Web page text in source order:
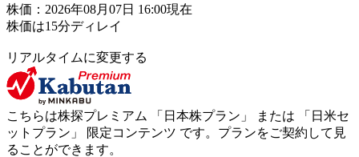
株価：2026年08月07日 16:00現在
株価は15分ディレイ
リアルタイムに変更する
こちらは株探プレミアム 「 日本株プラン 」 または 「 日米セ
ットプラン 」 限定コンテンツ です。プランをご契約して見
ることができます。